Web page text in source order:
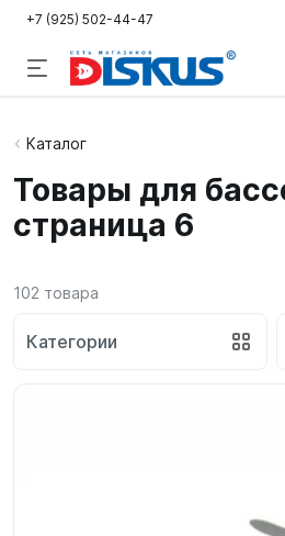
+7 (925) 502-44-47
Подводная
Дайвинг
Пляж
Фридайвинг
Каталог
Товары для
страница 6
102 товара
Категории